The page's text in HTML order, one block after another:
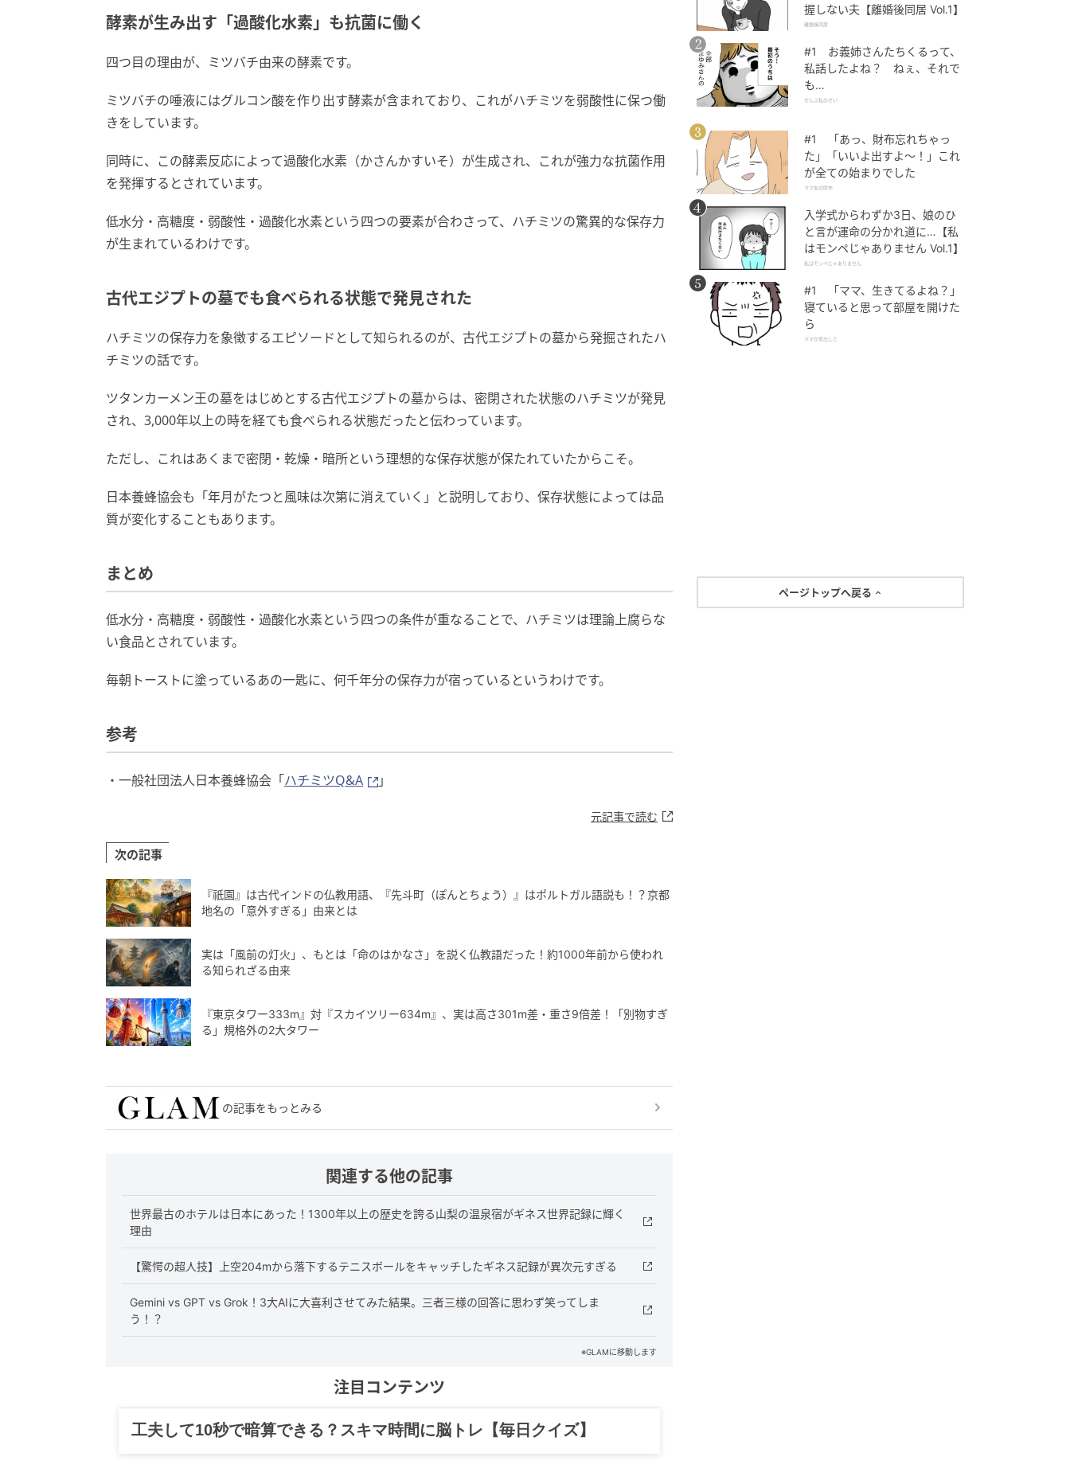
酵素が生み出す「過酸化水素」も抗菌に働く
四つ目の理由が、ミツバチ由来の酵素です。
ミツバチの唾液にはグルコン酸を作り出す酵素が含まれており、これがハチミツを弱酸性に保つ働
きをしています。
同時に、この酵素反応によって過酸化水素（かさんかすいそ）が生成され、これが強力な抗菌作用
を発揮するとされています。
低水分・高糖度・弱酸性・過酸化水素という四つの要素が合わさって、ハチミツの驚異的な保存力
が生まれているわけです。
古代エジプトの墓でも食べられる状態で発見された
ハチミツの保存力を象徴するエピソードとして知られるのが、古代エジプトの墓から発掘されたハ
チミツの話です。
ツタンカーメン王の墓をはじめとする古代エジプトの墓からは、密閉された状態のハチミツが発見
され、3,000年以上の時を経ても食べられる状態だったと伝わっています。
ただし、これはあくまで密閉・乾燥・暗所という理想的な保存状態が保たれていたからこそ。
日本養蜂協会も「年月がたつと風味は次第に消えていく」と説明しており、保存状態によっては品
質が変化することもあります。
まとめ
低水分・高糖度・弱酸性・過酸化水素という四つの条件が重なることで、ハチミツは理論上腐らな
い食品とされています。
毎朝トーストに塗っているあの一匙に、何千年分の保存力が宿っているというわけです。
参考
・一般社団法人日本養蜂協会「ハチミツQ&A 」
元記事で読む
次の記事
『祇園』は古代インドの仏教用語、『先斗町（ぽんとちょう）』はポルトガル語説も！？京都
地名の「意外すぎる」由来とは
実は「風前の灯火」、もとは「命のはかなさ」を説く仏教語だった！約1000年前から使われ
る知られざる由来
『東京タワー333m』対『スカイツリー634m』、実は高さ301m差・重さ9倍差！「別物すぎ
る」規格外の2大タワー
の記事をもっとみる
関連する他の記事
世界最古のホテルは日本にあった！1300年以上の歴史を誇る山梨の温泉宿がギネス世界記録に輝く
理由
【驚愕の超人技】上空204mから落下するテニスボールをキャッチしたギネス記録が異次元すぎる
Gemini vs GPT vs Grok！3大AIに大喜利させてみた結果。三者三様の回答に思わず笑ってしま
う！？
※GLAMに移動します
注目コンテンツ
グルメ、ギャグ、子育て、旅行記……全部、読めます。
握しない夫【離婚後同居 Vol.1】
離婚後同居
#1 お義姉さんたちくるって、
私話したよね？ ねぇ、それで
も…
ぜんぶ私のせい
#1 「あっ、財布忘れちゃっ
た」「いいよ出すよ〜！」これ
が全ての始まりでした
ママ友の財布
入学式からわずか3日、娘のひ
と言が運命の分かれ道に…【私
はモンペじゃありません Vol.1】
私はモンペじゃありません
#1 「ママ、生きてるよね？」
寝ていると思って部屋を開けた
ら
ママが家出した
ページトップへ戻る